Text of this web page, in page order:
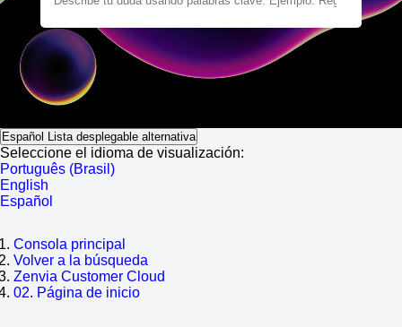
Español Lista desplegable alternativa
Seleccione el idioma de visualización:
Português (Brasil)
English
Español
Consola principal
Volver a la búsqueda
Zenvia Customer Cloud
02. Página de inicio